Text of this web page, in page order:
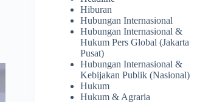
Hiburan
Hubungan Internasional
Hubungan Internasional &
Hukum Pers Global (Jakarta
Pusat)
Hubungan Internasional &
Kebijakan Publik (Nasional)
Hukum
Hukum & Agraria